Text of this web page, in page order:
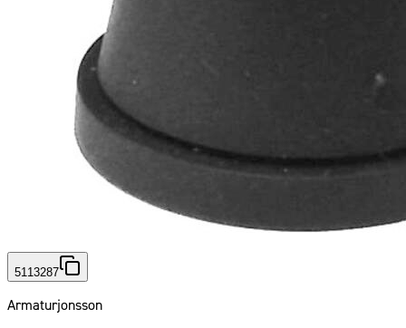
5113287
Armaturjonsson